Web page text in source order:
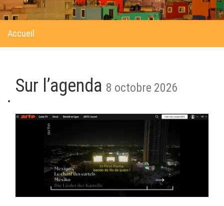
Accueil
Sur l’agenda 8 octobre 2026